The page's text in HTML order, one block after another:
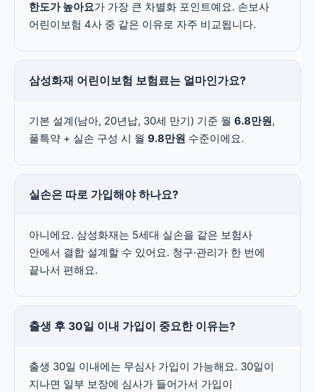
한도가 높아요가 가장 큰 차별화 포인트예요. 손보사
어린이보험 4사 중 같은 이유로 자주 비교됩니다.
삼성화재 어린이보험 보험료는 얼마인가요?
기본 설계(남아, 20년납, 30세 만기) 기준 월 6.8만원,
풀특약 + 실손 구성 시 월 9.8만원 수준이에요.
실손은 따로 가입해야 하나요?
아니에요. 삼성화재는 5세대 실손을 같은 보험사
안에서 결합 설계할 수 있어요. 청구·관리가 한 번에
끝나서 편해요.
출생 후 30일 이내 가입이 중요한 이유는?
출생 30일 이내에는 무심사 가입이 가능해요. 30일이
지나면 일부 보장에 심사가 들어가서 가입이